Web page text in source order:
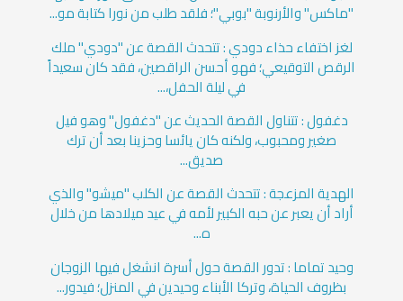
"ماكس" والأرنوبة "بوبي"؛ فلقد طلب من نورا كتابة مو...
لغز اختفاء حذاء دودي : تتحدث القصة عن "دودي" ملك
الرقص التوقيعي؛ فهو أحسن الراقصين، فقد كان سعيداً
في ليلة الحفل،...
دغفول : تتناول القصة الحديث عن "دغفول" وهو فيل
صغير ومحبوب، ولكنه كان يائسا وحزينا بعد أن ترك
صديق...
الهدية المزعجة : تتحدث القصة عن الكلب "ميشو" والذي
أراد أن يعبر عن حبه الكبير لأمه في عيد ميلادها من خلال
ه...
وحيد تماما : تدور القصة حول أسرة انشغل فيها الزوجان
بظروف الحياة، وتركا الأبناء وحيدين في المنزل؛ فيدور...